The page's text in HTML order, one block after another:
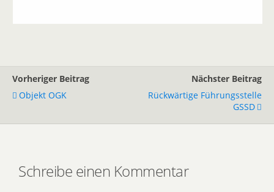
Vorheriger Beitrag
Objekt OGK
Nächster Beitrag
Rückwärtige Führungsstelle
GSSD
Schreibe einen Kommentar